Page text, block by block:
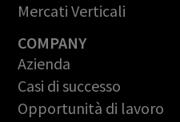
Mercati Verticali
COMPANY
Azienda
Casi di successo
Opportunità di lavoro